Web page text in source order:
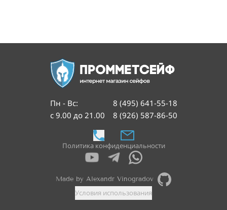
Пн - Вс:
с 9.00 до 21.00
8 (495) 641-55-18
8 (926) 587-86-50
Политика конфиденциальности
Условия использования
Made by Alexandr Vinogradov